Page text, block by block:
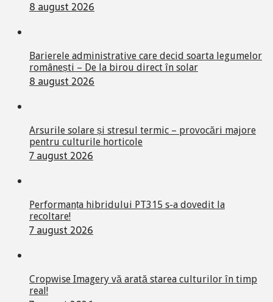
8 august 2026
Barierele administrative care decid soarta legumelor
românești – De la birou direct în solar
8 august 2026
Arsurile solare și stresul termic – provocări majore
pentru culturile horticole
7 august 2026
Performanța hibridului PT315 s-a dovedit la
recoltare!
7 august 2026
Cropwise Imagery vă arată starea culturilor în timp
real!